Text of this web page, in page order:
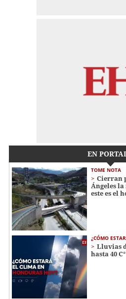
EN
TOME NOTA
Cierran
Ángeles la
este es el
¿CÓMO
Lluvias
hasta 40